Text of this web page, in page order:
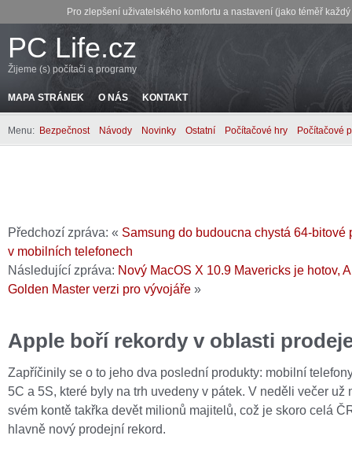
Pro zlepšení uživatelského komfortu a nastavení (jako téměř
PC Life.cz
Žijeme (s) počítači a programy
MAPA STRÁNEK O NÁS KONTAKT
Menu: Bezpečnost Návody Novinky Ostatní Počítačové hry Počítačové
Předchozí zpráva: « Samsung do budoucna chystá 64-bitové
v mobilních telefonech
Následující zpráva: Nový MacOS X 10.9 Mavericks je hotov,
Golden Master verzi pro vývojáře »
Apple boří rekordy v oblasti
Zapříčinily se o to jeho dva poslední produkty: mobilní
5C a 5S, které byly na trh uvedeny v pátek. V neděli večer už
svém kontě takřka devět milionů majitelů, což je skoro celá
hlavně nový prodejní rekord.